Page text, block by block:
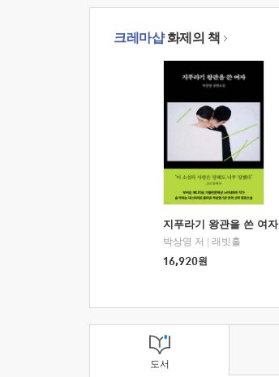
크레마샵화제의 책
지푸라기 왕관을 쓴 여자
박상영 저
래빗홀
16,920원
도서